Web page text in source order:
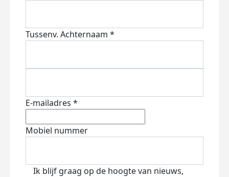
Tussenv. Achternaam *
E-mailadres *
Mobiel nummer
Ik blijf graag op de hoogte van nieuws,